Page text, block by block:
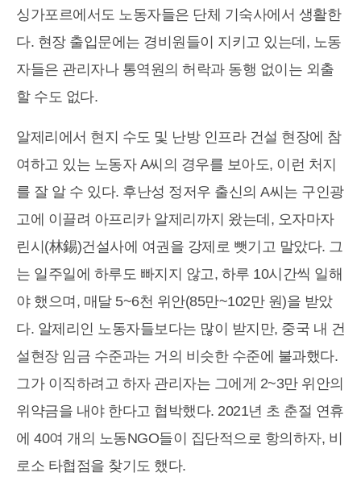
싱가포르에서도 노동자들은 단체 기숙사에서 생활한
다. 현장 출입문에는 경비원들이 지키고 있는데, 노동
자들은 관리자나 통역원의 허락과 동행 없이는 외출
할 수도 없다.
알제리에서 현지 수도 및 난방 인프라 건설 현장에 참
여하고 있는 노동자 A씨의 경우를 보아도, 이런 처지
를 잘 알 수 있다. 후난성 정저우 출신의 A씨는 구인광
고에 이끌려 아프리카 알제리까지 왔는데, 오자마자
린시(林錫)건설사에 여권을 강제로 뺏기고 말았다. 그
는 일주일에 하루도 빠지지 않고, 하루 10시간씩 일해
야 했으며, 매달 5~6천 위안(85만~102만 원)을 받았
다. 알제리인 노동자들보다는 많이 받지만, 중국 내 건
설현장 임금 수준과는 거의 비슷한 수준에 불과했다.
그가 이직하려고 하자 관리자는 그에게 2~3만 위안의
위약금을 내야 한다고 협박했다. 2021년 초 춘절 연휴
에 40여 개의 노동NGO들이 집단적으로 항의하자, 비
로소 타협점을 찾기도 했다.